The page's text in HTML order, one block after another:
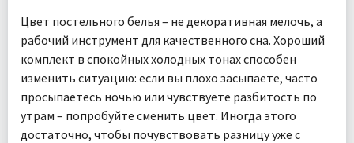
Цвет постельного белья – не декоративная мелочь, а
рабочий инструмент для качественного сна. Хороший
комплект в спокойных холодных тонах способен
изменить ситуацию: если вы плохо засыпаете, часто
просыпаетесь ночью или чувствуете разбитость по
утрам – попробуйте сменить цвет. Иногда этого
достаточно, чтобы почувствовать разницу уже с